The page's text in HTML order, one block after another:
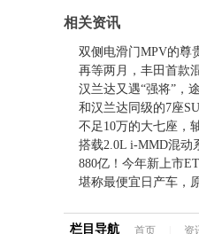
相关资讯
双侧电滑门MPV的尊
再等两月，丰田首款
汉兰达又遇“强将”，
和汉兰达同级的7座
不足10万的大七座，
搭载2.0L i-MMD混动
880亿！今年新上市
堪称最便宜日产车，
栏目导航 首页 资